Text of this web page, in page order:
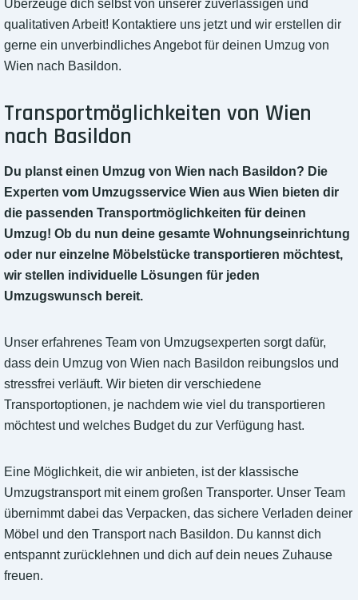
Überzeuge dich selbst von unserer zuverlässigen und
qualitativen Arbeit! Kontaktiere uns jetzt und wir erstellen dir
gerne ein unverbindliches Angebot für deinen Umzug von
Wien nach Basildon.
Transportmöglichkeiten von Wien
nach Basildon
Du planst einen Umzug von Wien nach Basildon? Die
Experten vom Umzugsservice Wien aus Wien bieten dir
die passenden Transportmöglichkeiten für deinen
Umzug! Ob du nun deine gesamte Wohnungseinrichtung
oder nur einzelne Möbelstücke transportieren möchtest,
wir stellen individuelle Lösungen für jeden
Umzugswunsch bereit.
Unser erfahrenes Team von Umzugsexperten sorgt dafür,
dass dein Umzug von Wien nach Basildon reibungslos und
stressfrei verläuft. Wir bieten dir verschiedene
Transportoptionen, je nachdem wie viel du transportieren
möchtest und welches Budget du zur Verfügung hast.
Eine Möglichkeit, die wir anbieten, ist der klassische
Umzugstransport mit einem großen Transporter. Unser Team
übernimmt dabei das Verpacken, das sichere Verladen deiner
Möbel und den Transport nach Basildon. Du kannst dich
entspannt zurücklehnen und dich auf dein neues Zuhause
freuen.